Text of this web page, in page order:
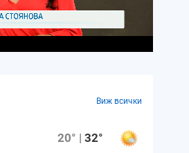
Виж всички
20° |32°